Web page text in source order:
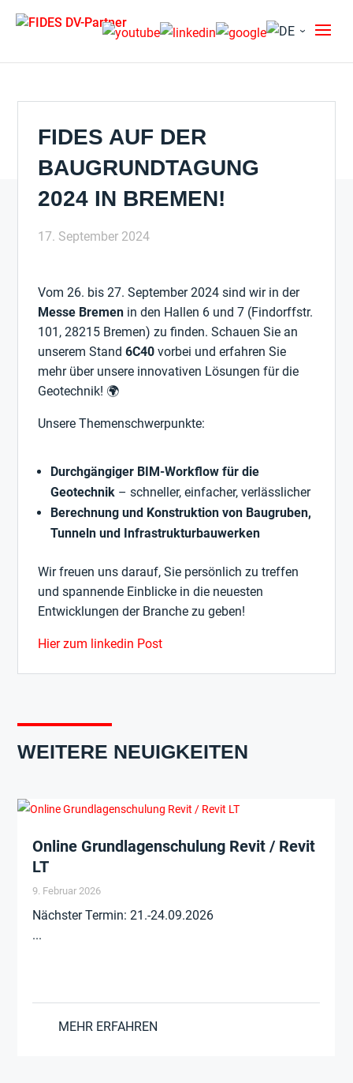
FIDES AUF DER
BAUGRUNDTAGUNG
2024 IN BREMEN!
17. September 2024
Vom 26. bis 27. September 2024 sind wir in der
Messe Bremen in den Hallen 6 und 7 (Findorffstr.
101, 28215 Bremen) zu finden. Schauen Sie an
unserem Stand6C40 vorbei und erfahren Sie
mehr über unsere innovativen Lösungen für die
Geotechnik! 🌍
Unsere Themenschwerpunkte:
Durchgängiger BIM-Workflow für die
Geotechnik – schneller, einfacher, verlässlicher
Berechnung und Konstruktion von Baugruben,
Tunneln und Infrastrukturbauwerken
Wir freuen uns darauf, Sie persönlich zu treffen
und spannende Einblicke in die neuesten
Entwicklungen der Branche zu geben!
Hier zum linkedin Post
WEITERE NEUIGKEITEN
Online Grundlagenschulung Revit / Revit
LT
9. Februar 2026
Nächster Termin: 21.-24.09.2026
...
MEHR ERFAHREN